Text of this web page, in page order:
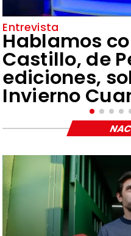
Entrevista
Hablamos
Castillo, de
ediciones,
Invierno